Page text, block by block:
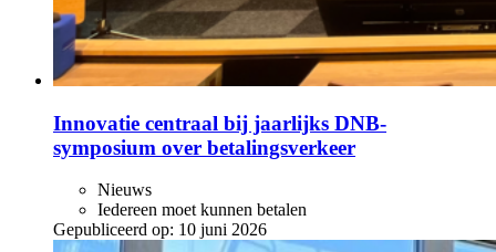
Innovatie centraal bij jaarlijks DNB-
symposium over betalingsverkeer
Nieuws
Iedereen moet kunnen betalen
Gepubliceerd op: 10 juni 2026